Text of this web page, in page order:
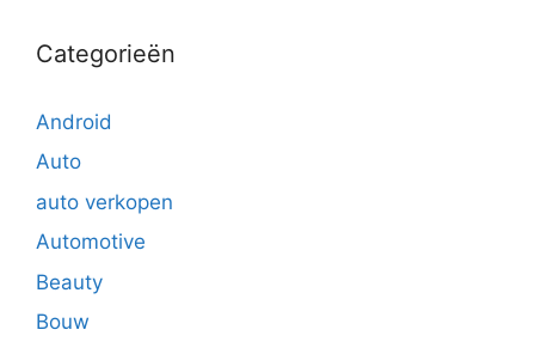
Categorieën
Android
Auto
auto verkopen
Automotive
Beauty
Bouw